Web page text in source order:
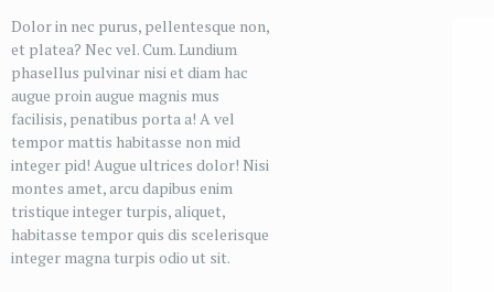
Dolor in nec purus, pellentesque non,
et platea? Nec vel. Cum. Lundium
phasellus pulvinar nisi et diam hac
augue proin augue magnis mus
facilisis, penatibus porta a! A vel
tempor mattis habitasse non mid
integer pid! Augue ultrices dolor! Nisi
montes amet, arcu dapibus enim
tristique integer turpis, aliquet,
habitasse tempor quis dis scelerisque
integer magna turpis odio ut sit.